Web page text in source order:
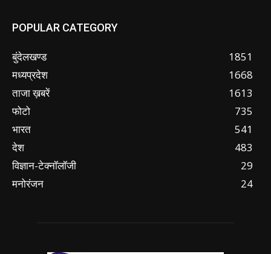
POPULAR CATEGORY
बुंदेलखण्ड
1851
मध्यप्रदेश
1668
ताजा ख़बरें
1613
फोटो
735
भारत
541
देश
483
विज्ञान-टेक्नॉलॉजी
29
मनोरंजन
24